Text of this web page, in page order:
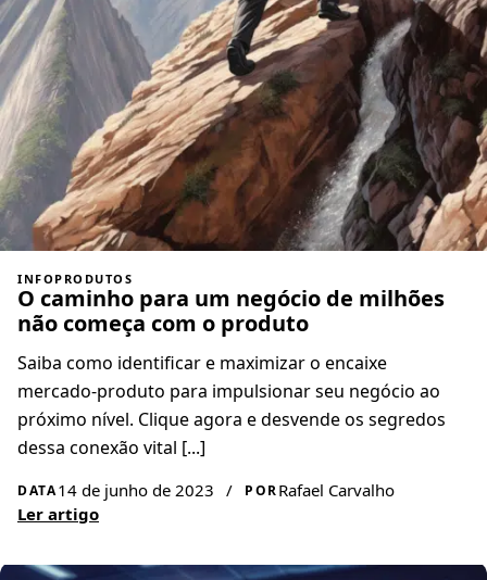
INFOPRODUTOS
O caminho para um negócio de milhões
não começa com o produto
Saiba como identificar e maximizar o encaixe
mercado-produto para impulsionar seu negócio ao
próximo nível. Clique agora e desvende os segredos
dessa conexão vital [...]
DATA14 de junho de 2023 / PORRafael Carvalho
Ler artigo